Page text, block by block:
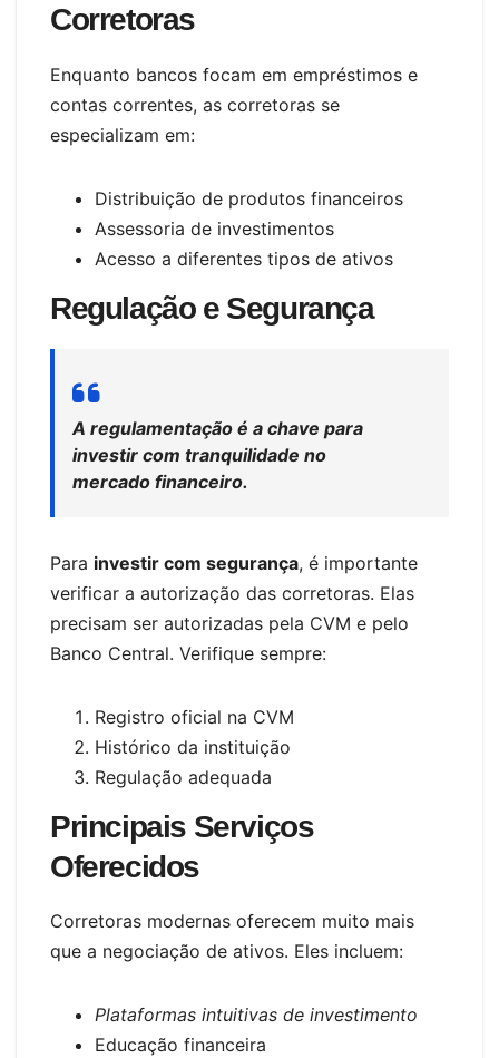
Corretoras
Enquanto bancos focam em empréstimos e
contas correntes, as corretoras se
especializam em:
Distribuição de produtos financeiros
Assessoria de investimentos
Acesso a diferentes tipos de ativos
Regulação e Segurança
A regulamentação é a chave para
investir com tranquilidade no
mercado financeiro.
Para investir com segurança, é importante
verificar a autorização das corretoras. Elas
precisam ser autorizadas pela CVM e pelo
Banco Central. Verifique sempre:
Registro oficial na CVM
Histórico da instituição
Regulação adequada
Principais Serviços
Oferecidos
Corretoras modernas oferecem muito mais
que a negociação de ativos. Eles incluem:
Plataformas intuitivas de investimento
Educação financeira